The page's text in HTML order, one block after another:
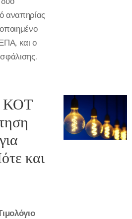
αναπηρίας
και ο
ΚΟΤ
και